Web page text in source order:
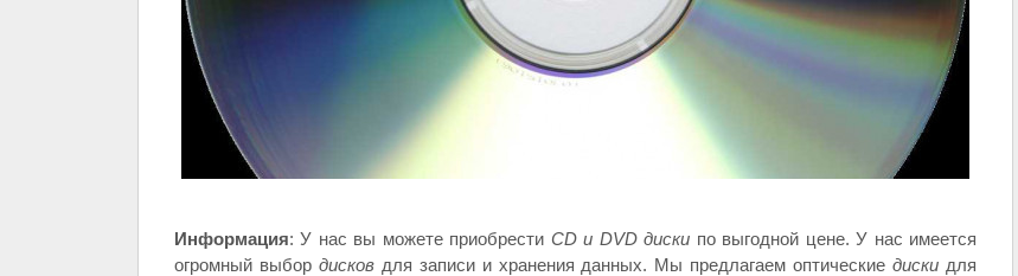
Информация: У нас вы можете приобрести CD и DVD диски по выгодной цене. У нас имеется
огромный выбор дисковдля записи и хранения данных. Мы предлагаем оптическиедиски для